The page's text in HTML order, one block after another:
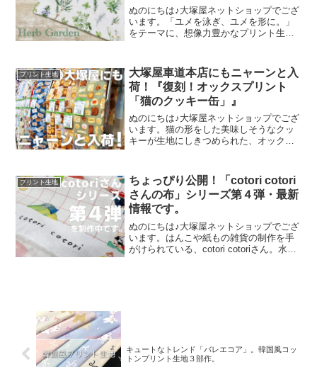
ぬのにちは♪大塚屋ネットショップでござ
います。「ユメを泳ぎ、ユメを形に。」
をテーマに、想像力豊かなプリント生地
集ページよりご覧いただけます。＼
mingswi
プリント生地
大塚屋車道本店にもニャーンと入
荷！『復刻！オックスプリント
「猫のクッキー缶」』
ぬのにちは♪大塚屋ネットショップでござ
います。猫の形をした美味しそうなクッ
キーが生地にしきつめられた、オックス
した。ご予約をくださっていましたお客
様への発送が完了し、現
プリント生地
ちょっぴり公開！「cotori cotori
さんの布」シリーズ第４弾・最新
情報です。
ぬのにちは♪大塚屋ネットショップでござ
います。はんこや紙もの雑貨の制作を手
がけられている、cotori cotoriさん。水彩
キュートなトレンド「バレエコア」。韓国風コッ
トンプリント生地３部作。